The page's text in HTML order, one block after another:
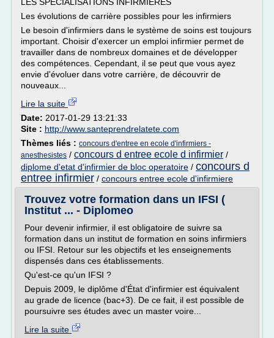
Les évolutions de carrière possibles pour les infirmiers
Le besoin d'infirmiers dans le système de soins est toujours
important. Choisir d'exercer un emploi infirmier permet de
travailler dans de nombreux domaines et de développer
des compétences. Cependant, il se peut que vous ayez
envie d'évoluer dans votre carrière, de découvrir de
nouveaux...
Lire la suite
Date: 2017-01-29 13:21:33
Site : http://www.santeprendrelatete.com
Thèmes liés : concours d'entree en ecole d'infirmiers -
anesthesistes / concours d entree ecole d infirmier /
diplome d'etat d'infirmier de bloc operatoire / concours d
entree infirmier / concours entree ecole d'infirmiere
Trouvez votre formation dans un IFSI (
Institut ... - Diplomeo
Pour devenir infirmier, il est obligatoire de suivre sa
formation dans un institut de formation en soins infirmiers
ou IFSI. Retour sur les objectifs et les enseignements
dispensés dans ces établissements.
Qu'est-ce qu'un IFSI ?
Depuis 2009, le diplôme d'État d'infirmier est équivalent
au grade de licence (bac+3). De ce fait, il est possible de
poursuivre ses études avec un master voire...
Lire la suite